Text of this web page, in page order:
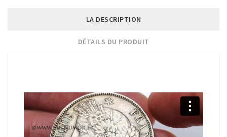
LA DESCRIPTION
DÉTAILS DU PRODUIT